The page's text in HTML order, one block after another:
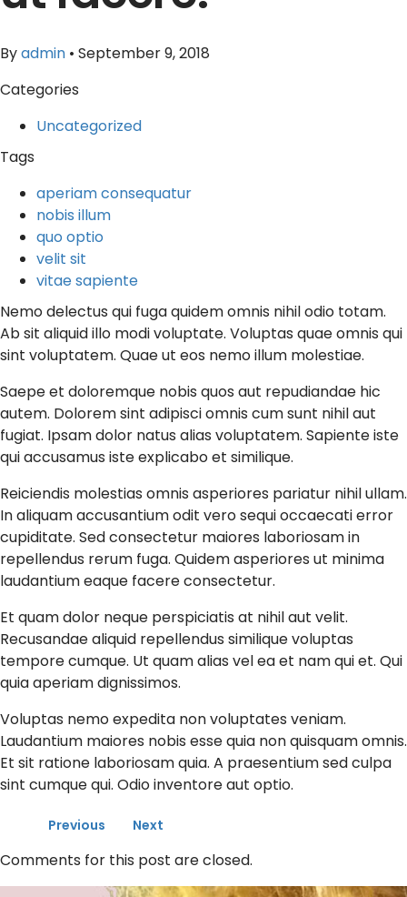
Byadmin • September 9, 2018
Categories
Uncategorized
Tags
aperiam consequatur
nobis illum
quo optio
velit sit
vitae sapiente
Nemo delectus qui fuga quidem omnis nihil odio totam.
Ab sit aliquid illo modi voluptate. Voluptas quae omnis qui
sint voluptatem. Quae ut eos nemo illum molestiae.
Saepe et doloremque nobis quos aut repudiandae hic
autem. Dolorem sint adipisci omnis cum sunt nihil aut
fugiat. Ipsam dolor natus alias voluptatem. Sapiente iste
qui accusamus iste explicabo et similique.
Reiciendis molestias omnis asperiores pariatur nihil ullam.
In aliquam accusantium odit vero sequi occaecati error
cupiditate. Sed consectetur maiores laboriosam in
repellendus rerum fuga. Quidem asperiores ut minima
laudantium eaque facere consectetur.
Et quam dolor neque perspiciatis at nihil aut velit.
Recusandae aliquid repellendus similique voluptas
tempore cumque. Ut quam alias vel ea et nam qui et. Qui
quia aperiam dignissimos.
Voluptas nemo expedita non voluptates veniam.
Laudantium maiores nobis esse quia non quisquam omnis.
Et sit ratione laboriosam quia. A praesentium sed culpa
sint cumque qui. Odio inventore aut optio.
Previous Next
Comments for this post are closed.